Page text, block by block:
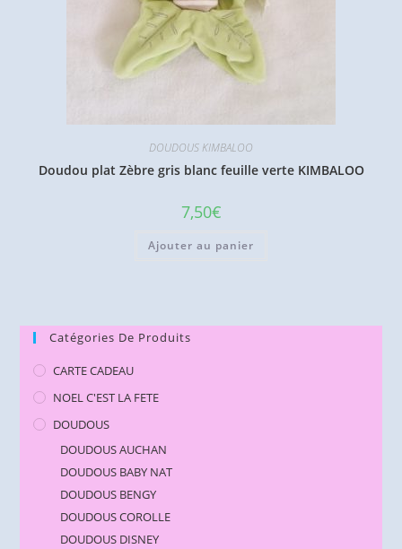
DOUDOUS KIMBALOO
Doudou plat Zèbre gris blanc feuille verte KIMBALOO
7,50€
Ajouter au panier
Catégories De Produits
CARTE CADEAU
NOEL C'EST LA FETE
DOUDOUS
DOUDOUS AUCHAN
DOUDOUS BABY NAT
DOUDOUS BENGY
DOUDOUS COROLLE
DOUDOUS DISNEY